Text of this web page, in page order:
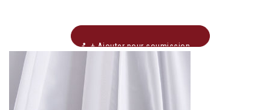
+ Ajouter pour soumission